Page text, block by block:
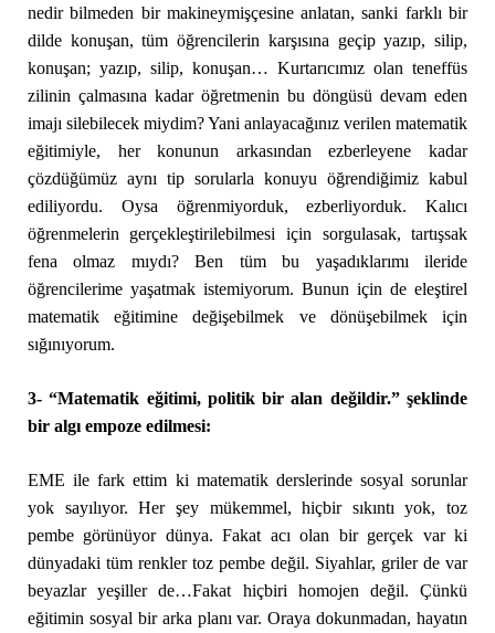
nedir bilmeden bir makineymişçesine anlatan, sanki farklı bir
dilde konuşan, tüm öğrencilerin karşısına geçip yazıp, silip,
konuşan; yazıp, silip, konuşan… Kurtarıcımız olan teneffüs
zilinin çalmasına kadar öğretmenin bu döngüsü devam eden
imajı silebilecek miydim? Yani anlayacağınız verilen matematik
eğitimiyle, her konunun arkasından ezberleyene kadar
çözdüğümüz aynı tip sorularla konuyu öğrendiğimiz kabul
ediliyordu. Oysa öğrenmiyorduk, ezberliyorduk. Kalıcı
öğrenmelerin gerçekleştirilebilmesi için sorgulasak, tartışsak
fena olmaz mıydı? Ben tüm bu yaşadıklarımı ileride
öğrencilerime yaşatmak istemiyorum. Bunun için de eleştirel
matematik eğitimine değişebilmek ve dönüşebilmek için
sığınıyorum.
3- “Matematik eğitimi, politik bir alan değildir.” şeklinde
bir algı empoze edilmesi:
EME ile fark ettim ki matematik derslerinde sosyal sorunlar
yok sayılıyor. Her şey mükemmel, hiçbir sıkıntı yok, toz
pembe görünüyor dünya. Fakat acı olan bir gerçek var ki
dünyadaki tüm renkler toz pembe değil. Siyahlar, griler de var
beyazlar yeşiller de…Fakat hiçbiri homojen değil. Çünkü
eğitimin sosyal bir arka planı var. Oraya dokunmadan, hayatın